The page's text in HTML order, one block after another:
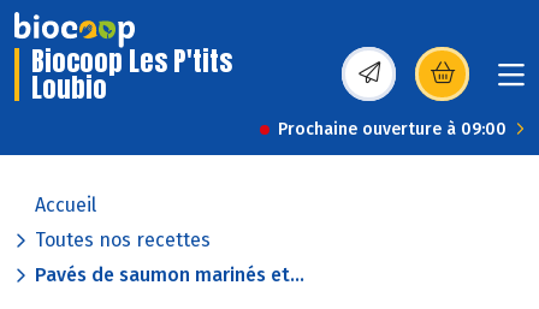
Biocoop Les P'tits
Loubio (s’ouvre dans une
Prochaine ouverture à 09:00
Accueil
Toutes nos recettes
Pavés de saumon marinés et...